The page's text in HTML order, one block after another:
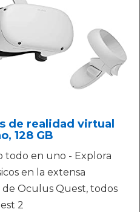
de realidad virtual
128 GB
todo en uno - Explora
en la extensa
Oculus Quest, todos
2